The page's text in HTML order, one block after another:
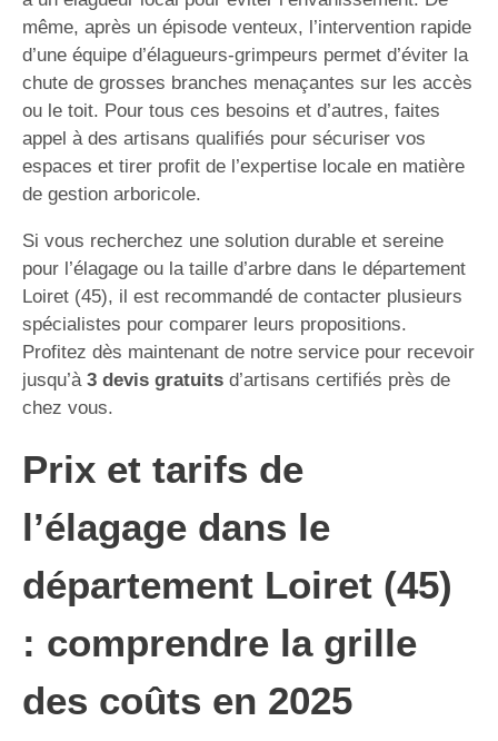
même, après un épisode venteux, l’intervention rapide
d’une équipe d’élagueurs-grimpeurs permet d’éviter la
chute de grosses branches menaçantes sur les accès
ou le toit. Pour tous ces besoins et d’autres, faites
appel à des artisans qualifiés pour sécuriser vos
espaces et tirer profit de l’expertise locale en matière
de gestion arboricole.
Si vous recherchez une solution durable et sereine
pour l’élagage ou la taille d’arbre dans le département
Loiret (45), il est recommandé de contacter plusieurs
spécialistes pour comparer leurs propositions.
Profitez dès maintenant de notre service pour recevoir
jusqu’à 3 devis gratuits d’artisans certifiés près de
chez vous.
Prix et tarifs de
l’élagage dans le
département Loiret (45)
: comprendre la grille
des coûts en 2025